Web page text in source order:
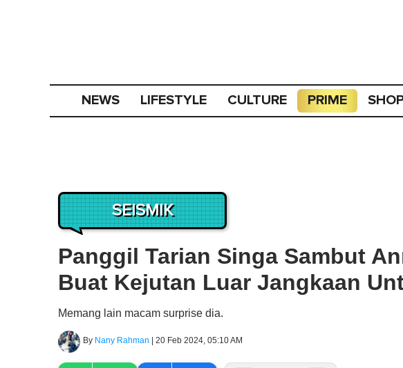
NEWS LIFESTYLE CULTURE PRIME
SEISMIK
Panggil Tarian Singa Sambut
Buat Kejutan Luar Jangkaan
Memang lain macam surprise dia.
By Nany Rahman | 20 Feb 2024, 05:10 AM